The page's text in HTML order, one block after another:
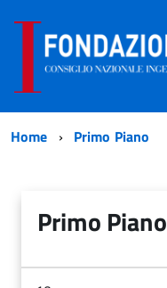
Home Primo Piano
Primo Piano
Filtri